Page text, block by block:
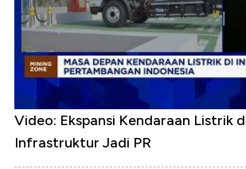
Video: Ekspansi Kendaraan Listrik
Infrastruktur Jadi PR